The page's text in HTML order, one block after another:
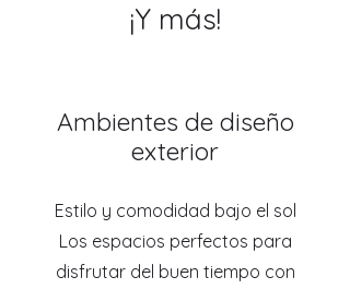
¡Y más!
Ambientes de diseño
exterior
Estilo y comodidad bajo el sol
Los espacios perfectos para
disfrutar del buen tiempo con